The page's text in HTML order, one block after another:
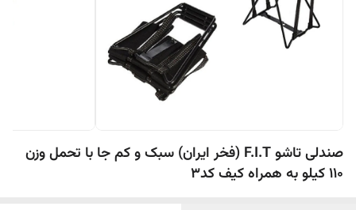
صندلی تاشو F.I.T (فخر ایران) سبک و کم جا با تحمل وزن
110 کیلو به همراه کیف کد3